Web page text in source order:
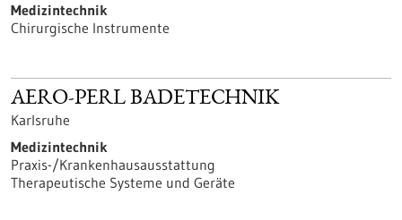
Medizintechnik
Chirurgische Instrumente
AERO-PERL BADETECHNIK
Karlsruhe
Medizintechnik
Praxis-/Krankenhausausstattung
Therapeutische Systeme und Geräte